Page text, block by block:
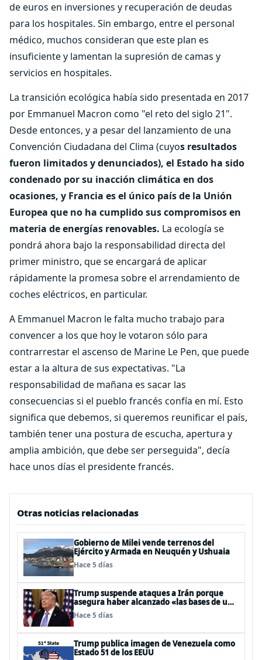
de euros en inversiones y recuperación de deudas
para los hospitales. Sin embargo, entre el personal
médico, muchos consideran que este plan es
insuficiente y lamentan la supresión de camas y
servicios en hospitales.
La transición ecológica había sido presentada en 2017
por Emmanuel Macron como "el reto del siglo 21".
Desde entonces, y a pesar del lanzamiento de una
Convención Ciudadana del Clima (cuyos resultados
fueron limitados y denunciados), el Estado ha sido
condenado por su inacción climática en dos
ocasiones, y Francia es el único país de la Unión
Europea que no ha cumplido sus compromisos en
materia de energías renovables. La ecología se
pondrá ahora bajo la responsabilidad directa del
primer ministro, que se encargará de aplicar
rápidamente la promesa sobre el arrendamiento de
coches eléctricos, en particular.
A Emmanuel Macron le falta mucho trabajo para
convencer a los que hoy le votaron sólo para
contrarrestar el ascenso de Marine Le Pen, que puede
estar a la altura de sus expectativas. "La
responsabilidad de mañana es sacar las
consecuencias si el pueblo francés confía en mí. Esto
significa que debemos, si queremos reunificar el país,
también tener una postura de escucha, apertura y
amplia ambición, que debe ser perseguida", decía
hace unos días el presidente francés.
Otras noticias relacionadas
Gobierno de Milei vende terrenos del
Ejército y Armada en Neuquén y Ushuaia
Hace 5 días
Trump suspende ataques a Irán porque
asegura haber alcanzado «las bases de un
acuerdo»
Hace 5 días
Trump publica imagen de Venezuela como
Estado 51 de los EEUU